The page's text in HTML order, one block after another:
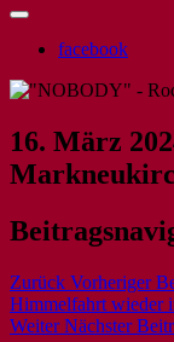
facebook
16. März
Zurück Vorheriger
Himmelfahrt wieder
Weiter Nächster